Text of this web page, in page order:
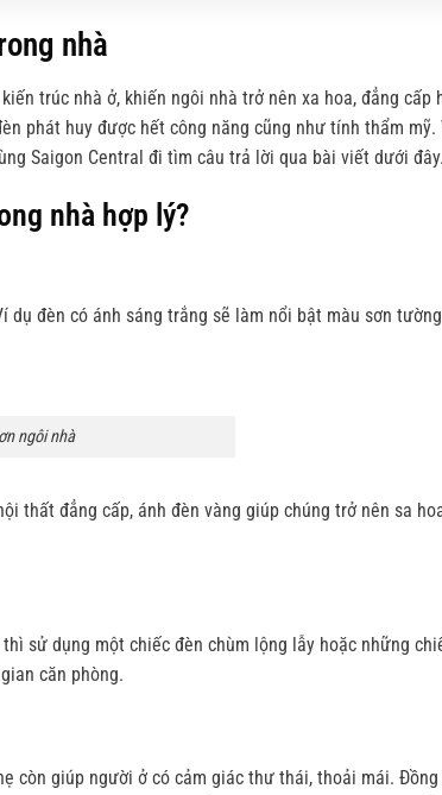
nhà
trúc nhà ở, khiến ngôi nhà trở nên xa hoa, đẳng cấp
phát huy được hết công năng cũng như tính thẩm mỹ.
Saigon Central đi tìm câu trả lời qua bài viết dưới đây.
nhà hợp lý?
đèn có ánh sáng trắng sẽ làm nổi bật màu sơn
ngôi nhà
thất đẳng cấp, ánh đèn vàng giúp chúng trở nên sa
sử dụng một chiếc đèn chùm lộng lẫy hoặc những
căn phòng.
còn giúp người ở có cảm giác thư thái, thoải mái.